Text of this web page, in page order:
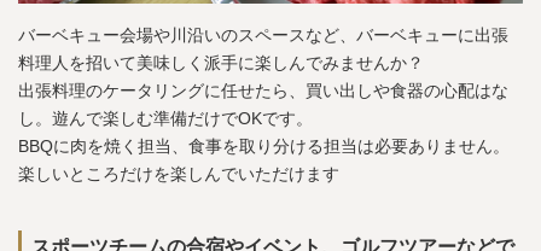
バーベキュー会場や川沿いのスペースなど、バーベキューに出張
料理人を招いて美味しく派手に楽しんでみませんか？
出張料理のケータリングに任せたら、買い出しや食器の心配はな
し。遊んで楽しむ準備だけでOKです。
BBQに肉を焼く担当、食事を取り分ける担当は必要ありません。
楽しいところだけを楽しんでいただけます
スポーツチームの合宿やイベント、ゴルフツアーなどで